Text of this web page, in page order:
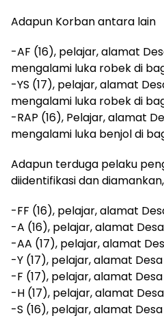
Adapun Korban antara lain
-AF (16), pelajar, alamat
mengalami luka robek di
-YS (17), pelajar, alamat
mengalami luka robek di
-RAP (16), Pelajar, alamat
mengalami luka benjol di
Adapun terduga pelaku
diidentifikasi dan
-FF (16), pelajar, alamat Desa
-A (16), pelajar, alamat Desa
-AA (17), pelajar, alamat
-Y (17), pelajar, alamat Desa
-F (17), pelajar, alamat Desa
-H (17), pelajar, alamat Desa
-S (16), pelajar, alamat Desa